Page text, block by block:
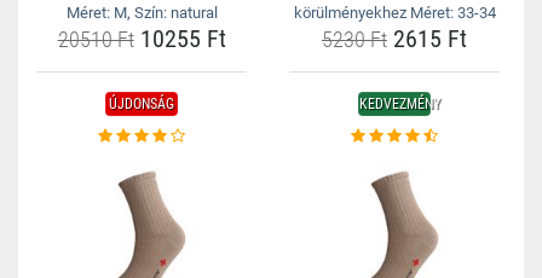
Méret: M, Szín: natural
20510 Ft10255 Ft
körülményekhez Méret: 33-34
5230 Ft 2615 Ft
ÚJDONSÁG KEDVEZMÉNY